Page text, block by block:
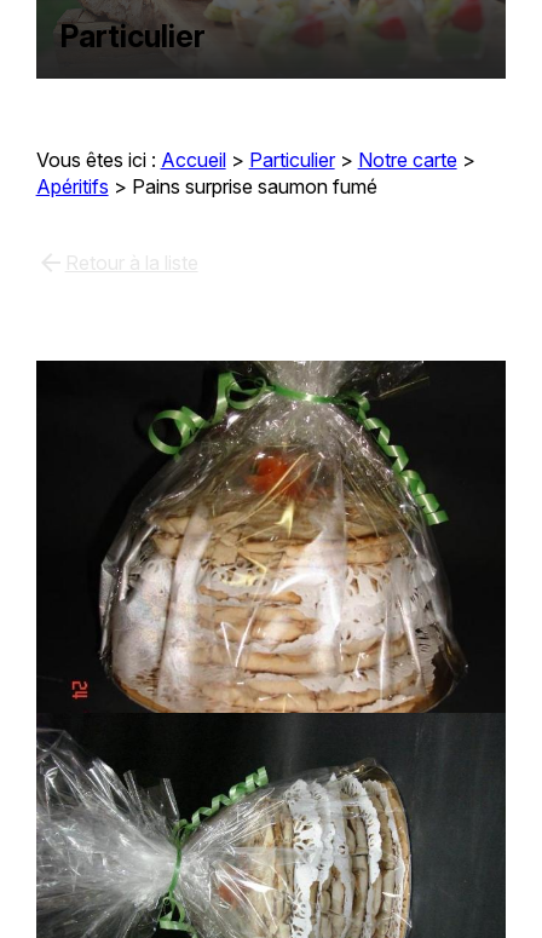
Particulier
Vous êtes ici : Accueil> Particulier> Notre carte>
Apéritifs > Pains surprise saumon fumé
arrow_back Retour à la liste